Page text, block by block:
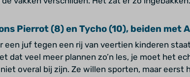
Pierrot (8) en Tycho (10), beiden met
een juf tegen een rij van veertien kinderen
dat veel meer plannen zo’n les, je moet het
overal bij zijn. Ze willen sporten, maar eerst